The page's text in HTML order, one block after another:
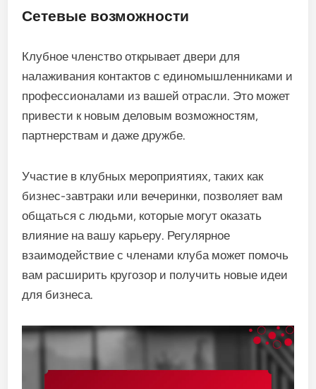
Сетевые возможности
Клубное членство открывает двери для
налаживания контактов с единомышленниками и
профессионалами из вашей отрасли. Это может
привести к новым деловым возможностям,
партнерствам и даже дружбе.
Участие в клубных мероприятиях, таких как
бизнес-завтраки или вечеринки, позволяет вам
общаться с людьми, которые могут оказать
влияние на вашу карьеру. Регулярное
взаимодействие с членами клуба может помочь
вам расширить кругозор и получить новые идеи
для бизнеса.